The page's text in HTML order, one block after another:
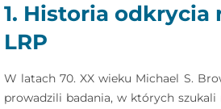
1. Historia odkrycia
LRP
W latach 70. XX wieku Michael S.
prowadzili badania, w których